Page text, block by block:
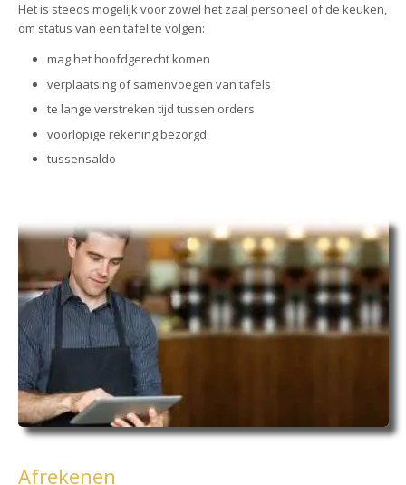
Het is steeds mogelijk voor zowel het zaal personeel of de keuken,
om status van een tafel te volgen:
mag het hoofdgerecht komen
verplaatsing of samenvoegen van tafels
te lange verstreken tijd tussen orders
voorlopige rekening bezorgd
tussensaldo
Afrekenen